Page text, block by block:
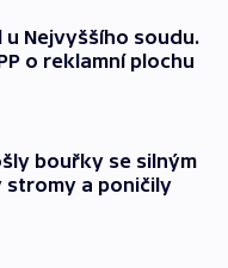
u Nejvyššího soudu.
o reklamní plochu
bouřky se silným
stromy a poničily